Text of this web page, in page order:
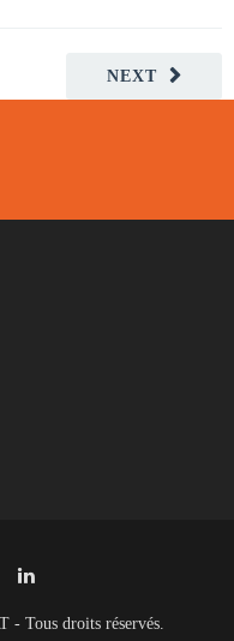
NEXT
- Tous droits réservés.